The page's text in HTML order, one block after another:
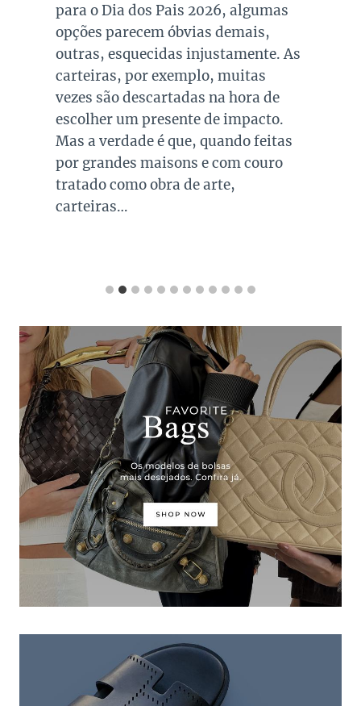
para o Dia dos Pais 2026, algumas
opções parecem óbvias demais,
outras, esquecidas injustamente. As
carteiras, por exemplo, muitas
vezes são descartadas na hora de
escolher um presente de impacto.
Mas a verdade é que, quando feitas
por grandes maisons e com couro
tratado como obra de arte,
carteiras…